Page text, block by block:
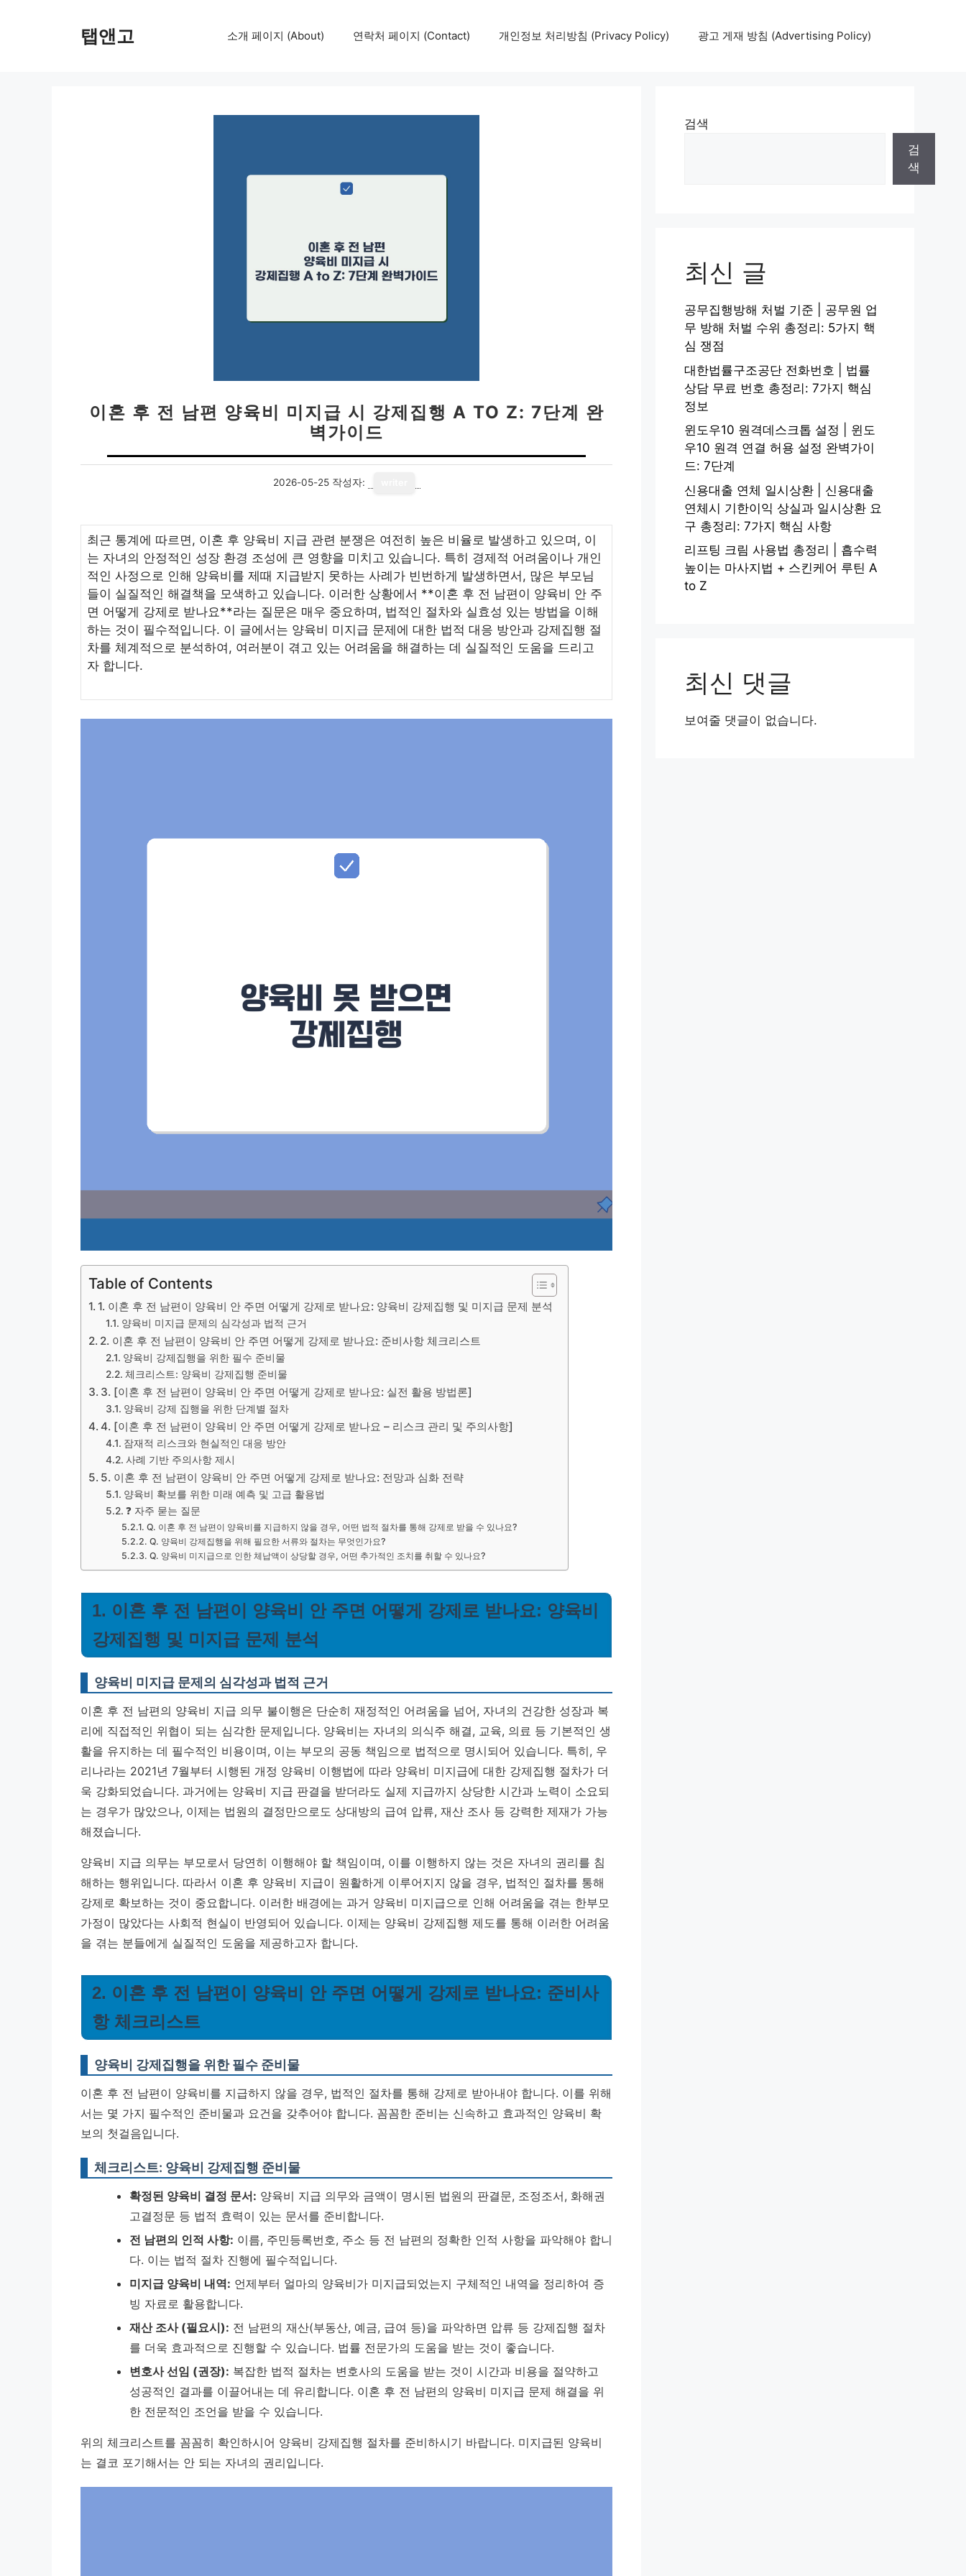
탭앤고 소개 페이지 (About) 연락처 페이지 (Contact) 개인정보 처리방침 (Privacy Policy) 광고 게재 방침 (Advertising Policy)
이혼 후 전 남편 양육비 미지급 시 강제집행 A TO Z: 7단계 완
벽가이드
2026-05-25 작성자:
최근 통계에 따르면, 이혼 후 양육비 지급 관련 분쟁은 여전히 높은 비율로 발생하고 있으며, 이
는 자녀의 안정적인 성장 환경 조성에 큰 영향을 미치고 있습니다. 특히 경제적 어려움이나 개인
적인 사정으로 인해 양육비를 제때 지급받지 못하는 사례가 빈번하게 발생하면서, 많은 부모님
들이 실질적인 해결책을 모색하고 있습니다. 이러한 상황에서 **이혼 후 전 남편이 양육비 안 주
면 어떻게 강제로 받나요**라는 질문은 매우 중요하며, 법적인 절차와 실효성 있는 방법을 이해
하는 것이 필수적입니다. 이 글에서는 양육비 미지급 문제에 대한 법적 대응 방안과 강제집행 절
차를 체계적으로 분석하여, 여러분이 겪고 있는 어려움을 해결하는 데 실질적인 도움을 드리고
자 합니다.
Table of Contents
1. 이혼 후 전 남편이 양육비 안 주면 어떻게 강제로 받나요: 양육비 강제집행 및 미지급 문제 분석
양육비 미지급 문제의 심각성과 법적 근거
2. 이혼 후 전 남편이 양육비 안 주면 어떻게 강제로 받나요: 준비사항 체크리스트
양육비 강제집행을 위한 필수 준비물
체크리스트: 양육비 강제집행 준비물
3. [이혼 후 전 남편이 양육비 안 주면 어떻게 강제로 받나요: 실전 활용 방법론]
양육비 강제 집행을 위한 단계별 절차
4. [이혼 후 전 남편이 양육비 안 주면 어떻게 강제로 받나요 – 리스크 관리 및 주의사항]
잠재적 리스크와 현실적인 대응 방안
사례 기반 주의사항 제시
5. 이혼 후 전 남편이 양육비 안 주면 어떻게 강제로 받나요: 전망과 심화 전략
양육비 확보를 위한 미래 예측 및 고급 활용법
❓ 자주 묻는 질문
Q. 이혼 후 전 남편이 양육비를 지급하지 않을 경우, 어떤 법적 절차를 통해 강제로 받을 수 있나요?
Q. 양육비 강제집행을 위해 필요한 서류와 절차는 무엇인가요?
Q. 양육비 미지급으로 인한 체납액이 상당할 경우, 어떤 추가적인 조치를 취할 수 있나요?
1. 이혼 후 전 남편이 양육비 안 주면 어떻게 강제로 받나요: 양육비
강제집행 및 미지급 문제 분석
양육비 미지급 문제의 심각성과 법적 근거
이혼 후 전 남편의 양육비 지급 의무 불이행은 단순히 재정적인 어려움을 넘어, 자녀의 건강한 성장과 복
리에 직접적인 위협이 되는 심각한 문제입니다. 양육비는 자녀의 의식주 해결, 교육, 의료 등 기본적인 생
활을 유지하는 데 필수적인 비용이며, 이는 부모의 공동 책임으로 법적으로 명시되어 있습니다. 특히, 우
리나라는 2021년 7월부터 시행된 개정 양육비 이행법에 따라 양육비 미지급에 대한 강제집행 절차가 더
욱 강화되었습니다. 과거에는 양육비 지급 판결을 받더라도 실제 지급까지 상당한 시간과 노력이 소요되
는 경우가 많았으나, 이제는 법원의 결정만으로도 상대방의 급여 압류, 재산 조사 등 강력한 제재가 가능
해졌습니다.
양육비 지급 의무는 부모로서 당연히 이행해야 할 책임이며, 이를 이행하지 않는 것은 자녀의 권리를 침
해하는 행위입니다. 따라서 이혼 후 양육비 지급이 원활하게 이루어지지 않을 경우, 법적인 절차를 통해
강제로 확보하는 것이 중요합니다. 이러한 배경에는 과거 양육비 미지급으로 인해 어려움을 겪는 한부모
가정이 많았다는 사회적 현실이 반영되어 있습니다. 이제는 양육비 강제집행 제도를 통해 이러한 어려움
을 겪는 분들에게 실질적인 도움을 제공하고자 합니다.
2. 이혼 후 전 남편이 양육비 안 주면 어떻게 강제로 받나요: 준비사
항 체크리스트
양육비 강제집행을 위한 필수 준비물
이혼 후 전 남편이 양육비를 지급하지 않을 경우, 법적인 절차를 통해 강제로 받아내야 합니다. 이를 위해
서는 몇 가지 필수적인 준비물과 요건을 갖추어야 합니다. 꼼꼼한 준비는 신속하고 효과적인 양육비 확
보의 첫걸음입니다.
체크리스트: 양육비 강제집행 준비물
확정된 양육비 결정 문서: 양육비 지급 의무와 금액이 명시된 법원의 판결문, 조정조서, 화해권
고결정문 등 법적 효력이 있는 문서를 준비합니다.
전 남편의 인적 사항: 이름, 주민등록번호, 주소 등 전 남편의 정확한 인적 사항을 파악해야 합니
다. 이는 법적 절차 진행에 필수적입니다.
미지급 양육비 내역: 언제부터 얼마의 양육비가 미지급되었는지 구체적인 내역을 정리하여 증
빙 자료로 활용합니다.
재산 조사 (필요시): 전 남편의 재산(부동산, 예금, 급여 등)을 파악하면 압류 등 강제집행 절차
를 더욱 효과적으로 진행할 수 있습니다. 법률 전문가의 도움을 받는 것이 좋습니다.
변호사 선임 (권장): 복잡한 법적 절차는 변호사의 도움을 받는 것이 시간과 비용을 절약하고
성공적인 결과를 이끌어내는 데 유리합니다. 이혼 후 전 남편의 양육비 미지급 문제 해결을 위
한 전문적인 조언을 받을 수 있습니다.
위의 체크리스트를 꼼꼼히 확인하시어 양육비 강제집행 절차를 준비하시기 바랍니다. 미지급된 양육비
는 결코 포기해서는 안 되는 자녀의 권리입니다.
검색
검
색
최신 글
공무집행방해 처벌 기준 | 공무원 업
무 방해 처벌 수위 총정리: 5가지 핵
심 쟁점
대한법률구조공단 전화번호 | 법률
상담 무료 번호 총정리: 7가지 핵심
정보
윈도우10 원격데스크톱 설정 | 윈도
우10 원격 연결 허용 설정 완벽가이
드: 7단계
신용대출 연체 일시상환 | 신용대출
연체시 기한이익 상실과 일시상환 요
구 총정리: 7가지 핵심 사항
리프팅 크림 사용법 총정리 | 흡수력
높이는 마사지법 + 스킨케어 루틴 A
to Z
최신 댓글
보여줄 댓글이 없습니다.